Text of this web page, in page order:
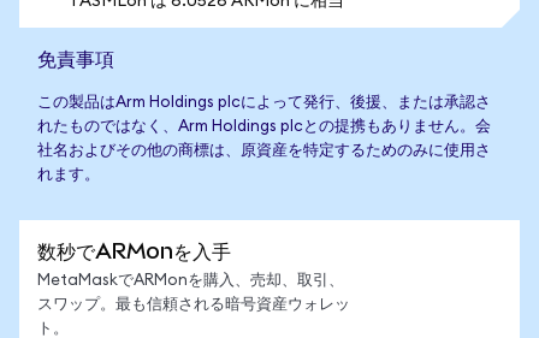
免責事項
この製品はArm Holdings plcによって発行、後援、または承認さ
れたものではなく、Arm Holdings plcとの提携もありません。会
社名およびその他の商標は、原資産を特定するためのみに使用さ
れます。
数秒でARMonを入手
MetaMaskでARMonを購入、売却、取引、
スワップ。最も信頼される暗号資産ウォレッ
ト。